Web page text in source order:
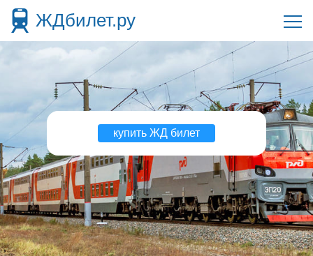
ЖДбилет.ру
купить ЖД билет